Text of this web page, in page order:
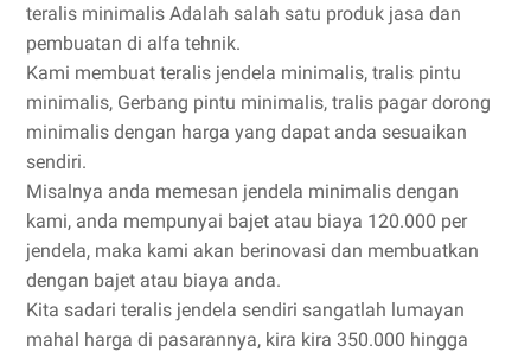
teralis minimalis Adalah salah satu produk jasa dan
pembuatan di alfa tehnik.
Kami membuat teralis jendela minimalis, tralis pintu
minimalis, Gerbang pintu minimalis, tralis pagar dorong
minimalis dengan harga yang dapat anda sesuaikan
sendiri.
Misalnya anda memesan jendela minimalis dengan
kami, anda mempunyai bajet atau biaya 120.000 per
jendela, maka kami akan berinovasi dan membuatkan
dengan bajet atau biaya anda.
Kita sadari teralis jendela sendiri sangatlah lumayan
mahal harga di pasarannya, kira kira 350.000 hingga